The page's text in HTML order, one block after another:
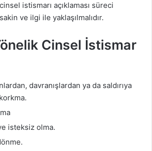
istismarı açıklaması süreci
ve ilgi ile yaklaşılmalıdır.
Cinsel İstismar
davranışlardan ya da saldırıya
isteksiz olma.